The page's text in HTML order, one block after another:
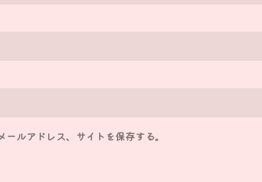
ルアドレス、サイトを保存する。